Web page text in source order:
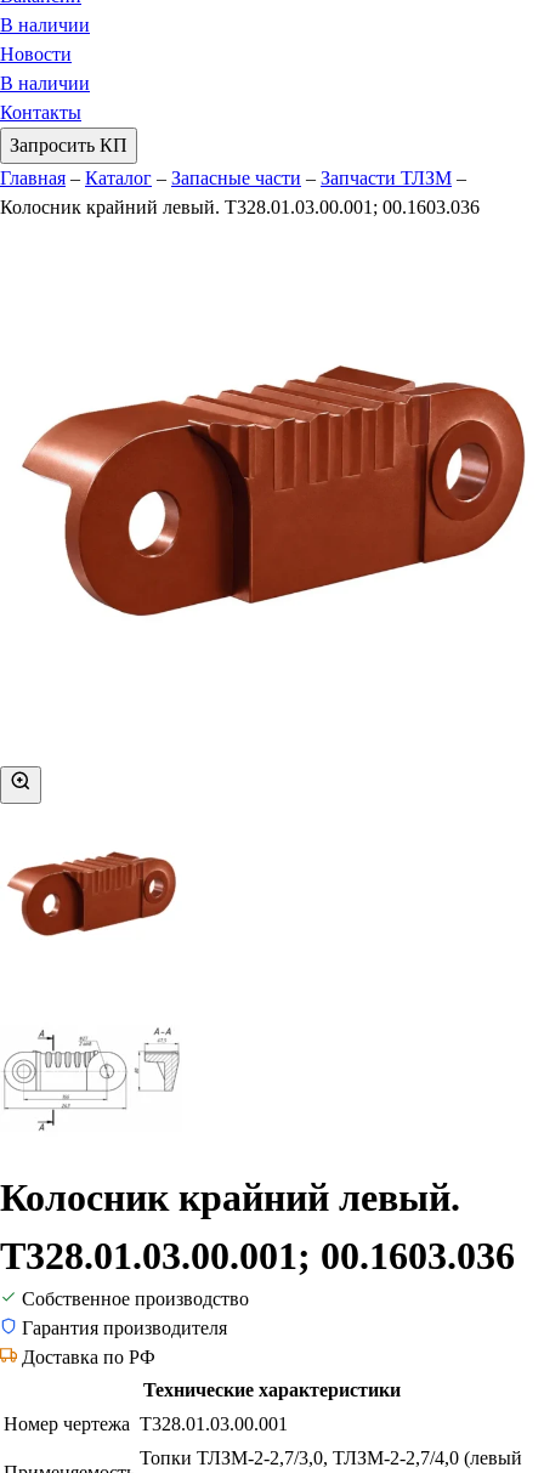
В наличии
Новости
В наличии
Контакты
Запросить КП
Главная – Каталог – Запасные части – Запчасти ТЛЗМ –
Колосник крайний левый. Т328.01.03.00.001; 00.1603.036
Колосник крайний левый.
Т328.01.03.00.001; 00.1603.036
Собственное производство
Гарантия производителя
Доставка по РФ
Технические характеристики
Номер чертежа Т328.01.03.00.001
Топки ТЛЗМ-2-2,7/3,0, ТЛЗМ-2-2,7/4,0 (левый